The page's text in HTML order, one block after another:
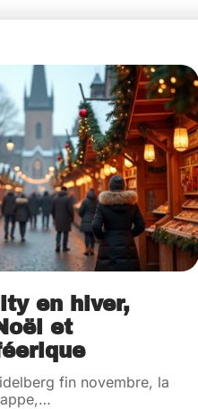
en hiver,
et
fin novembre, la
…